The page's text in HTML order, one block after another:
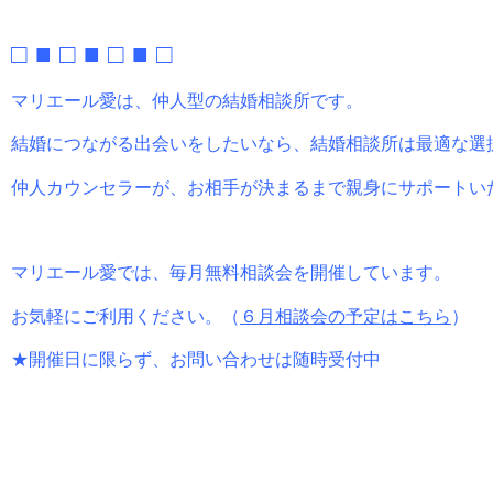
□ ■ □ ■ □ ■ □
マリエール愛は、仲人型の結婚相談所です。
結婚につながる出会いをしたいなら、結婚相談所は最適な選
仲人カウンセラーが、お相手が決まるまで親身にサポートい
マリエール愛では、毎月無料相談会を開催しています。
お気軽にご利用ください。（ ６月相談会の予定はこちら ）
★開催日に限らず、お問い合わせは随時受付中